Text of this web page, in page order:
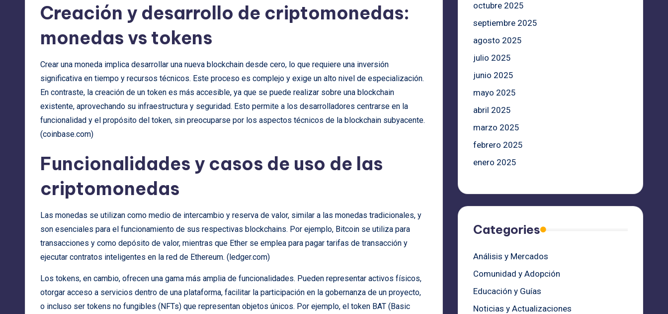
Creación y desarrollo de criptomonedas:
monedas vs tokens
Crear una moneda implica desarrollar una nueva blockchain desde cero, lo que requiere una inversión
significativa en tiempo y recursos técnicos. Este proceso es complejo y exige un alto nivel de especialización.
En contraste, la creación de un token es más accesible, ya que se puede realizar sobre una blockchain
existente, aprovechando su infraestructura y seguridad. Esto permite a los desarrolladores centrarse en la
funcionalidad y el propósito del token, sin preocuparse por los aspectos técnicos de la blockchain subyacente.
(coinbase.com)
Funcionalidades y casos de uso de las
criptomonedas
Las monedas se utilizan como medio de intercambio y reserva de valor, similar a las monedas tradicionales, y
son esenciales para el funcionamiento de sus respectivas blockchains. Por ejemplo, Bitcoin se utiliza para
transacciones y como depósito de valor, mientras que Ether se emplea para pagar tarifas de transacción y
ejecutar contratos inteligentes en la red de Ethereum. (ledger.com)
Los tokens, en cambio, ofrecen una gama más amplia de funcionalidades. Pueden representar activos físicos,
otorgar acceso a servicios dentro de una plataforma, facilitar la participación en la gobernanza de un proyecto,
o incluso ser tokens no fungibles (NFTs) que representan objetos únicos. Por ejemplo, el token BAT (Basic
octubre 2025
septiembre 2025
agosto 2025
julio 2025
junio 2025
mayo 2025
abril 2025
marzo 2025
febrero 2025
enero 2025
Categories
Análisis y Mercados
Comunidad y Adopción
Educación y Guías
Noticias y Actualizaciones